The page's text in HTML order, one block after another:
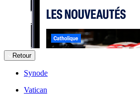
Retour
Synode
Vatican